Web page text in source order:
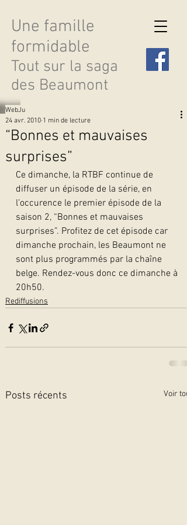
Une famille
formidable
Tout sur la saga
des Beaumont
Découvrir les saisons
“Bonnes et mauvaises
surprises”
WebJu
24 avr. 2010 1 min de lecture
Ce dimanche, la RTBF continue de
diffuser un épisode de la série, en
l’occurence le premier épisode de la
saison 2, “Bonnes et mauvaises
surprises”. Profitez de cet épisode car
dimanche prochain, les Beaumont ne
sont plus programmés par la chaîne
belge. Rendez-vous donc ce dimanche à
20h50.
Rediffusions
Posts récents Voir tout